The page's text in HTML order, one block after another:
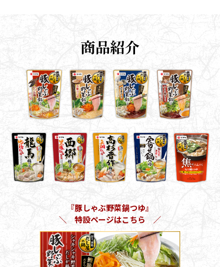
『踊り節』
鰹節屋の
だしパック
だし粉
商品紹介
『豚しゃぶ野菜鍋つゆ』
＼ 特設ページはこちら ／